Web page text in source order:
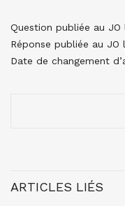
Question publiée au
Réponse publiée au
Date de changement
ARTICLES LIÉS